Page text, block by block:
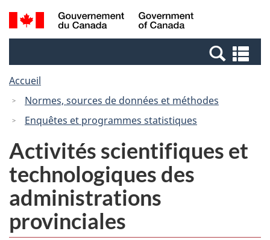
Passer
au
Passer
à
Canada
Recherche
et
et
Accueil
Normes, sources de données et méthodes
Enquêtes et programmes statistiques
Activités scientifiques et
technologiques des
administrations
provinciales